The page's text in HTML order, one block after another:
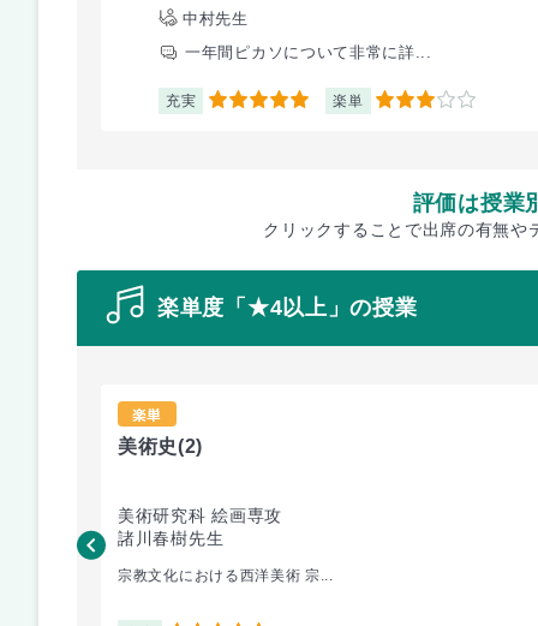
中村先生
一年間ピカソについて非常に詳...
充実 5 楽単 3
評価は授業
クリックすることで出席の有無や
楽単度「★4以上」の授業
楽単
美術史(2)
美術研究科 絵画専攻
諸川春樹先生
宗教文化における西洋美術 宗...